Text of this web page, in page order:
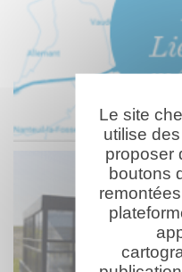
Le site
utilise
proposer
boutons